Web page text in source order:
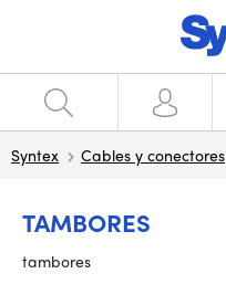
Syntex Cables y conectores
TAMBORES
tambores